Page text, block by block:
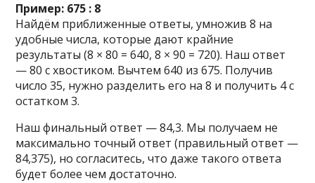
Пример: 675 : 8
Найдём приближенные ответы, умножив 8 на
удобные числа, которые дают крайние
результаты (8 × 80 = 640, 8 × 90 = 720). Наш ответ
— 80 с хвостиком. Вычтем 640 из 675. Получив
число 35, нужно разделить его на 8 и получить 4 с
остатком 3.
Наш финальный ответ — 84,3. Мы получаем не
максимально точный ответ (правильный ответ —
84,375), но согласитесь, что даже такого ответа
будет более чем достаточно.